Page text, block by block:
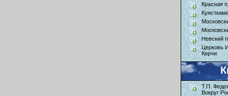
Красная
Невский
Церковь
Керчи
Т.П.
Вокруг